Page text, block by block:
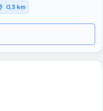
0,3 km